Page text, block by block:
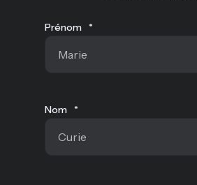
Prénom *
Nom *